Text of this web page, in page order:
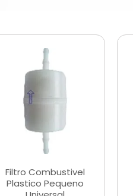
Filtro Combustivel
Plastico Pequeno